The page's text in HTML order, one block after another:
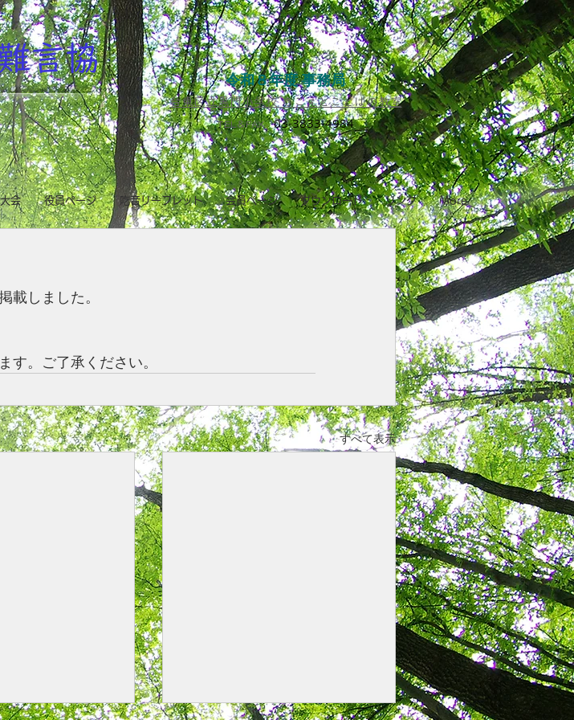
言協
令和８年度 事務局
台東区立黒門小学校 きこえとことばの教室​
TEL＆FAX03-3833-4984
会 役員ページ 吃音リーフレット 会員ページ ダウンロード リンク More
載しました。
す。ご了承ください。
すべて表示